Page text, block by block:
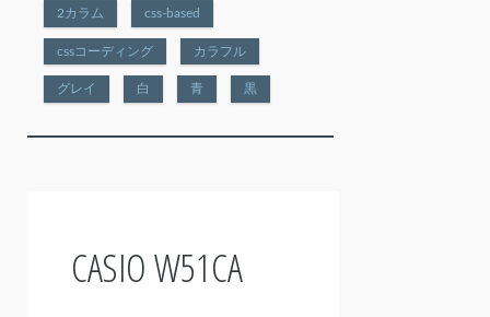
2カラム css-based
cssコーディング カラフル
グレイ 白 青 黒
CASIO W51CA